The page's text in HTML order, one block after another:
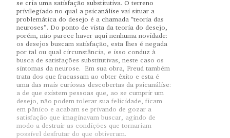
se cria uma satisfação substitutiva. O terreno
privilegiado no qual a psicanálise vai situar a
problemática do desejo é a chamada “teoria das
neuroses”. Do ponto de vista da teoria do desejo,
porém, não parece haver aqui nenhuma novidade:
os desejos buscam satisfação, esta lhes é negada
por tal ou qual circunstância, e isso conduz à
busca de satisfações substitutivas, neste caso os
sintomas da neurose. Em sua obra, Freud também
trata dos que fracassam ao obter êxito e esta é
uma das mais curiosas descobertas da psicanálise:
a de que existem pessoas que, ao se cumprir um
desejo, não podem tolerar sua felicidade, ficam
em pânico e acabam se privando de gozar a
satisfação que imaginavam buscar, agindo de
modo a destruir as condições que tornariam
possível desfrutar do que obtiveram.